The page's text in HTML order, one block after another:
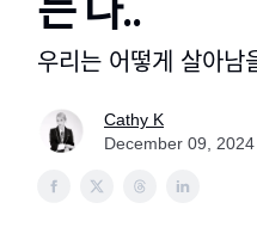
는 나..
우리는 어떻게
Cathy K
December 09, 2024